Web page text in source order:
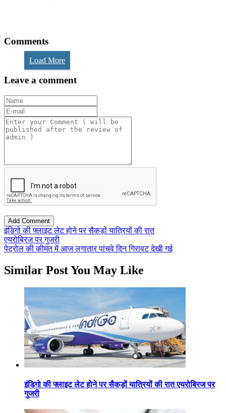
Comments
Load More
Leave a comment
इंडिगो की फ्लाइट लेट होने पर सैकड़ों यात्रियों की रात
एयरोब्रिज पर गुजरी
पेट्रोल की कीमत में आज लगातार पांचवे दिन गिरावट देखी गई
Similar Post You May Like
इंडिगो की फ्लाइट लेट होने पर सैकड़ों यात्रियों की रात एयरोब्रिज पर
गुजरी